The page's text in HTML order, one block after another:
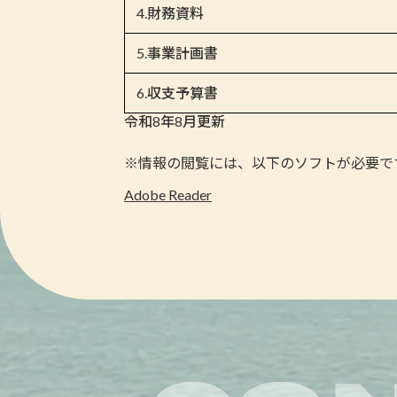
4.財務資料
5.事業計画書
6.収支予算書
令和8年8月更新
※情報の閲覧には、以下のソフトが必要で
Adobe Reader